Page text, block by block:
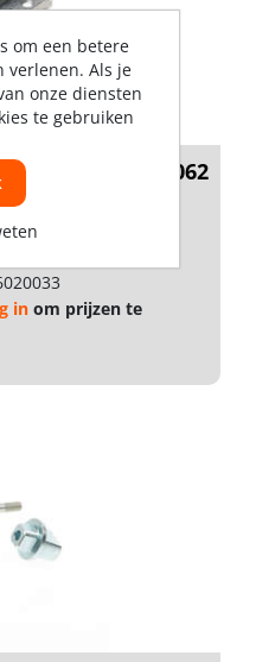
8062
in om prijzen te
om een betere
verlenen. Als je
onze diensten
te gebruiken